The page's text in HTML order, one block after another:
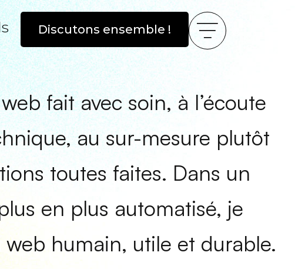
Discutons ensemble !
fait avec soin, à l’écoute
au sur-mesure plutôt
toutes faites. Dans un
en plus automatisé, je
humain, utile et durable.